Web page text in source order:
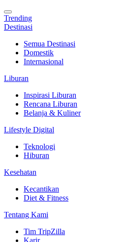
Trending
Destinasi
Semua Destinasi
Domestik
Internasional
Liburan
Inspirasi Liburan
Rencana Liburan
Belanja & Kuliner
Lifestyle Digital
Teknologi
Hiburan
Kesehatan
Kecantikan
Diet & Fitness
Tentang Kami
Tim TripZilla
Karir